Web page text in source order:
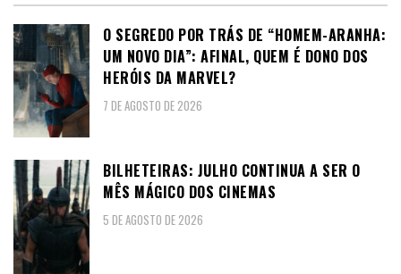
O SEGREDO POR TRÁS DE “HOMEM-ARANHA:
UM NOVO DIA”: AFINAL, QUEM É DONO DOS
HERÓIS DA MARVEL?
7 DE AGOSTO DE 2026
BILHETEIRAS: JULHO CONTINUA A SER O
MÊS MÁGICO DOS CINEMAS
5 DE AGOSTO DE 2026